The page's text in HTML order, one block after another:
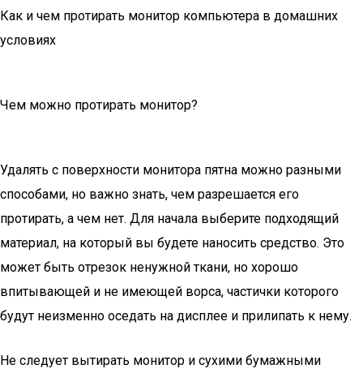
Как и чем протирать монитор компьютера в домашних
условиях
Чем можно протирать монитор?
Удалять с поверхности монитора пятна можно разными
способами, но важно знать, чем разрешается его
протирать, а чем нет. Для начала выберите подходящий
материал, на который вы будете наносить средство. Это
может быть отрезок ненужной ткани, но хорошо
впитывающей и не имеющей ворса, частички которого
будут неизменно оседать на дисплее и прилипать к нему.
Не следует вытирать монитор и сухими бумажными